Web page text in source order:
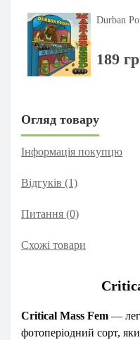
Durban
189
Огляд товару
Інформація покупцю
Відгуків (1)
Питання (0)
Схожі товари
Critical Mass Fem —
фотоперіодний сорт,